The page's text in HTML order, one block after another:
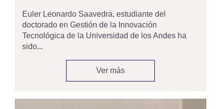
Euler Leonardo Saavedra, estudiante del
doctorado en Gestión de la Innovación
Tecnológica de la Universidad de los Andes ha
sido...
Ver más